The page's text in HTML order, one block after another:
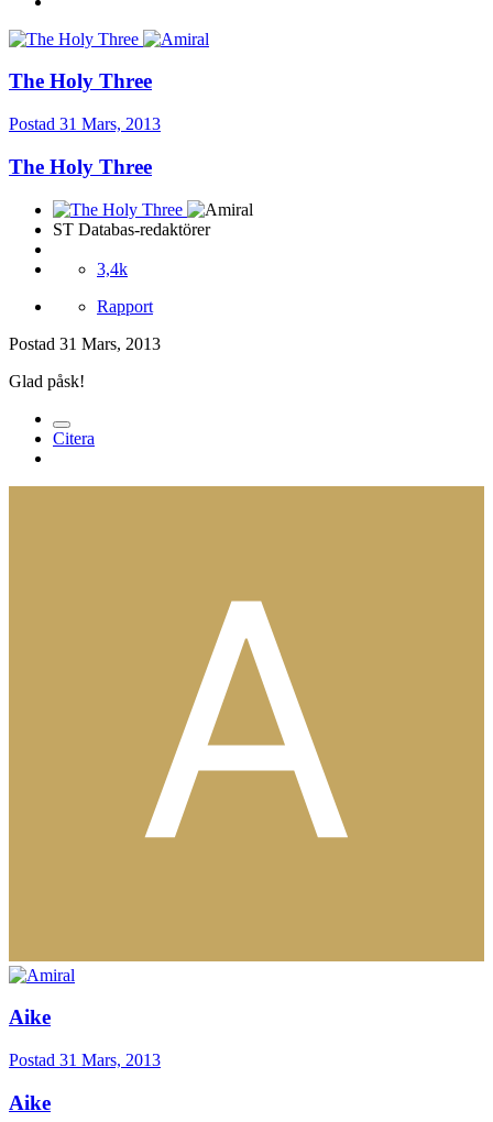
The Holy Three
Postad 31 Mars, 2013
The Holy Three
ST Databas-redaktörer
3,4k
Rapport
Postad 31 Mars, 2013
Glad påsk!
Citera
Aike
Postad 31 Mars, 2013
Aike